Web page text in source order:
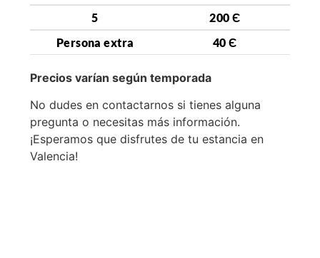
5
Persona extra
200 Є
40 Є
Precios varían según temporada
No dudes en contactarnos si tienes alguna
pregunta o necesitas más información.
¡Esperamos que disfrutes de tu estancia en
Valencia!